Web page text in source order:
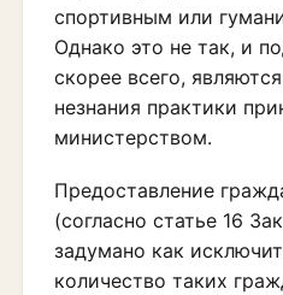
спортивным или
Однако это не так, и
скорее всего,
незнания практики
министерством.
Предоставление
(согласно статье 16
задумано как
количество таких